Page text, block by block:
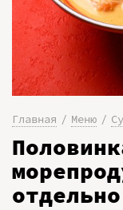
Главная Меню